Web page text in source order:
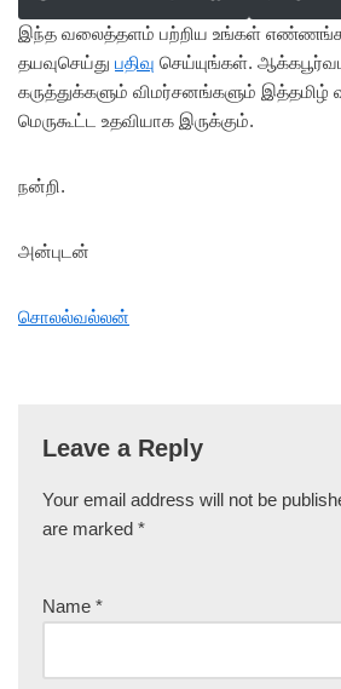
இந்த வலைத்தளம் பற்றிய உங்கள்
தயவுசெய்து பதிவு செய்யுங்கள்.
கருத்துக்களும் விமர்சனங்களும்
மெருகூட்ட உதவியாக இருக்கும்.
நன்றி.
அன்புடன்
சொலல்வல்லன்
Leave a Reply
Your email address will not be
are marked *
Name *